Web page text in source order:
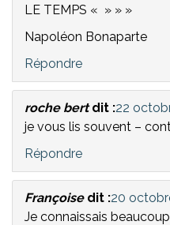
LE TEMPS « » » »
Napoléon Bonaparte
Répondre
roche bert dit :22
je vous lis souvent –
Répondre
Françoise dit :20
Je connaissais